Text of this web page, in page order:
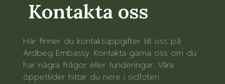
Kontakta oss
Här finner du kontaktuppgifter till oss på
Ardbeg Embassy. Kontakta gärna oss om du
har några frågor eller funderingar. Våra
öppettider hittar du nere i sidfoten.